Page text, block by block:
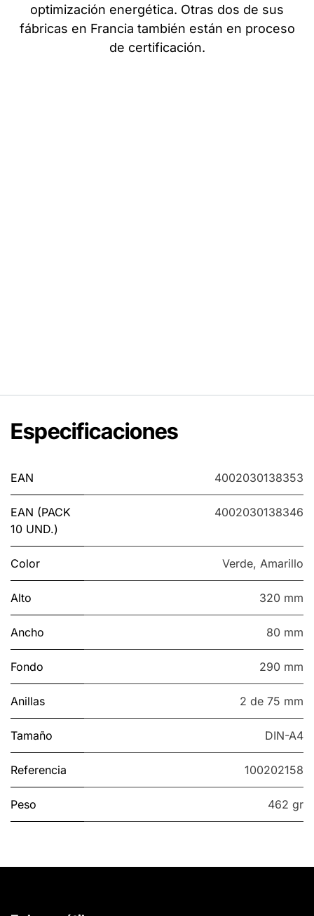
optimización energética. Otras dos de sus
fábricas en Francia también están en proceso
de certificación.
Especificaciones
EAN 4002030138353
EAN (PACK
10 UND.)
4002030138346
Color Verde, Amarillo
Alto 320 mm
Ancho 80 mm
Fondo 290 mm
Anillas 2 de 75 mm
Tamaño DIN-A4
Referencia 100202158
Peso 462 gr